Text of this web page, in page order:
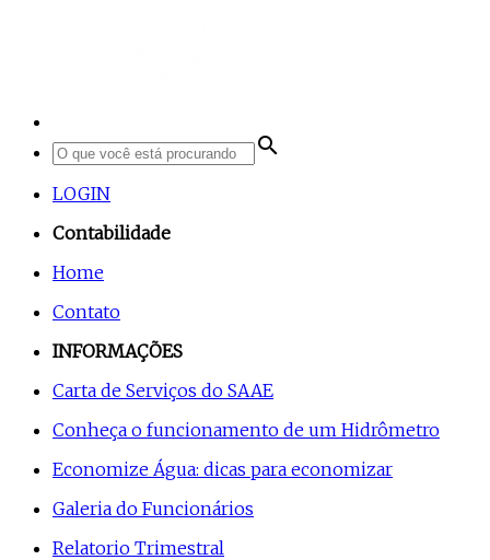
search
LOGIN
Contabilidade
Home
Contato
INFORMAÇÕES
Carta de Serviços do SAAE
Conheça o funcionamento de um Hidrômetro
Economize Água: dicas para economizar
Galeria do Funcionários
Relatorio Trimestral